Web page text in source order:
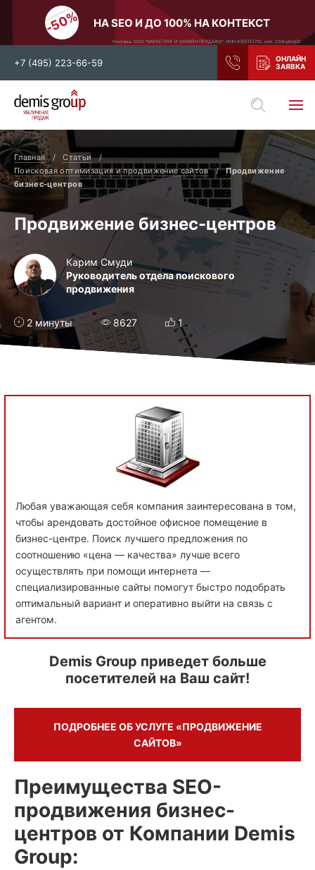
НА SEO И ДО 100% НА КОНТЕКСТ
Реклама. ООО "МАРКЕТИНГ И ОНЛАЙН ПРОДАЖИ". ИНН 9705151710. erid: 2SDnjdiVyD2
+7 (495) 223-66-59
Выберите свой город
Москва
Санкт-Петербург
Нижний Новгород
Тамбов
Воронеж
Тула
Новосибирск
Екатеринбург
Самара
Ростов-на-Дону
Казань
и все регионы РФ
Главная
Статьи
Поисковая оптимизация и продвижение сайтов
Продвижение
бизнес-центров
Продвижение бизнес-центров
Карим Смуди
Руководитель отдела поискового
продвижения
2 минуты 8627 1
Любая уважающая себя компания заинтересована в том,
чтобы арендовать достойное офисное помещение в
бизнес-центре. Поиск лучшего предложения по
соотношению «цена — качества» лучше всего
осуществлять при помощи интернета —
специализированные сайты помогут быстро подобрать
оптимальный вариант и оперативно выйти на связь с
агентом.
Demis Group приведет больше
посетителей на Ваш сайт!
ПОДРОБНЕЕ ОБ УСЛУГЕ «ПРОДВИЖЕНИЕ
САЙТОВ»
Преимущества SEO-
продвижения бизнес-
центров от Компании Demis
Group: